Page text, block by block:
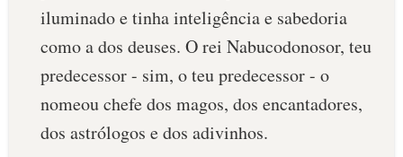
SALMO DO DIA
DEVOCIONAL DIÁRIO
10 MANDAMENTOS
ESTUDOS BÍBLICOS
iluminado e tinha inteligência e sabe­doria
como a dos deuses. O rei Nabucodonosor, teu
predecessor - sim, o teu predecessor - o
nomeou chefe dos magos, dos encantadores,
dos astrólogos e dos adivinhos.